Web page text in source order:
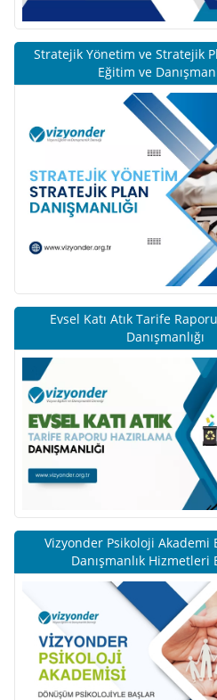
Stratejik Yönetim ve Stratejik
Eğitim ve
Evsel Katı Atık Tarife
Danışmanlığı
Vizyonder Psikoloji Akademi
Danışmanlık Hizmetleri